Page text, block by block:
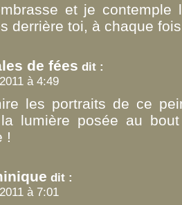
et je
derrière toi, à chaque
de fées dit :
à 4:49
les portraits de ce
lumière posée au
!
dit :
à 7:01